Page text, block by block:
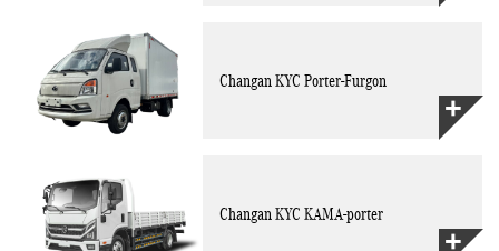
Changan KYC Porter-Furgon
Changan KYC KAMA-porter